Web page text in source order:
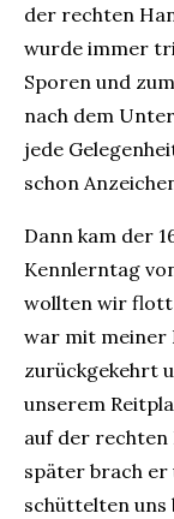
der rechten
wurde immer
Sporen und
nach dem
jede
schon
Dann kam der
Kennlerntag
wollten wir flott
war mit meiner
zurückgekehrt
unserem
auf der rechten
später brach
schüttelten uns